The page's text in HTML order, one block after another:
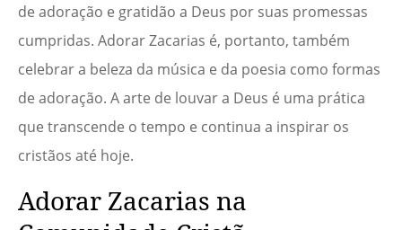
de adoração e gratidão a Deus por suas promessas
cumpridas. Adorar Zacarias é, portanto, também
celebrar a beleza da música e da poesia como formas
de adoração. A arte de louvar a Deus é uma prática
que transcende o tempo e continua a inspirar os
cristãos até hoje.
Adorar Zacarias na